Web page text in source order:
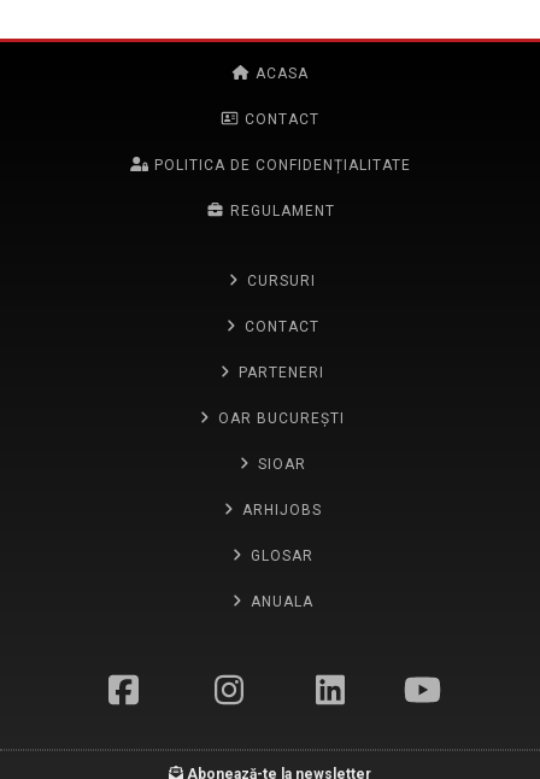
ACASA
CONTACT
POLITICA DE CONFIDENȚIALITATE
REGULAMENT
CURSURI
CONTACT
PARTENERI
OAR BUCUREȘTI
SIOAR
ARHIJOBS
GLOSAR
ANUALA
Abonează-te la newsletter